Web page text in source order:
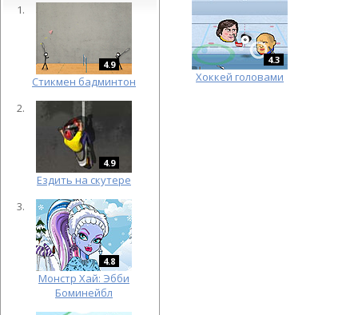
4.9
Cтикмен бадминтон
4.9
Ездить на скутере
4.8
Монстр Хай: Эбби
Боминейбл
4.3
Хоккей головами